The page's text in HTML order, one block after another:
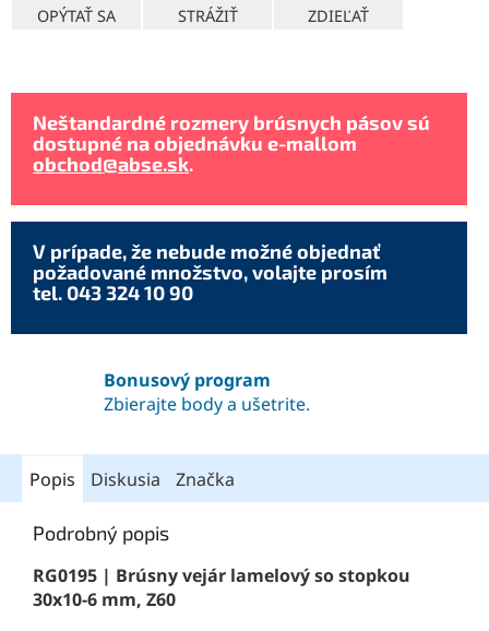
OPÝTAŤ SA STRÁŽIŤ ZDIEĽAŤ
Neštandardné rozmery brúsnych pásov sú
dostupné na objednávku e-mallom
obchod@abse.sk.
V prípade, že nebude možné objednať
požadované množstvo, volajte prosím
tel. 043 324 10 90
Bonusový program
Zbierajte body a ušetrite.
Popis Diskusia Značka
Podrobný popis
RG0195 | Brúsny vejár lamelový so stopkou
30x10-6 mm, Z60